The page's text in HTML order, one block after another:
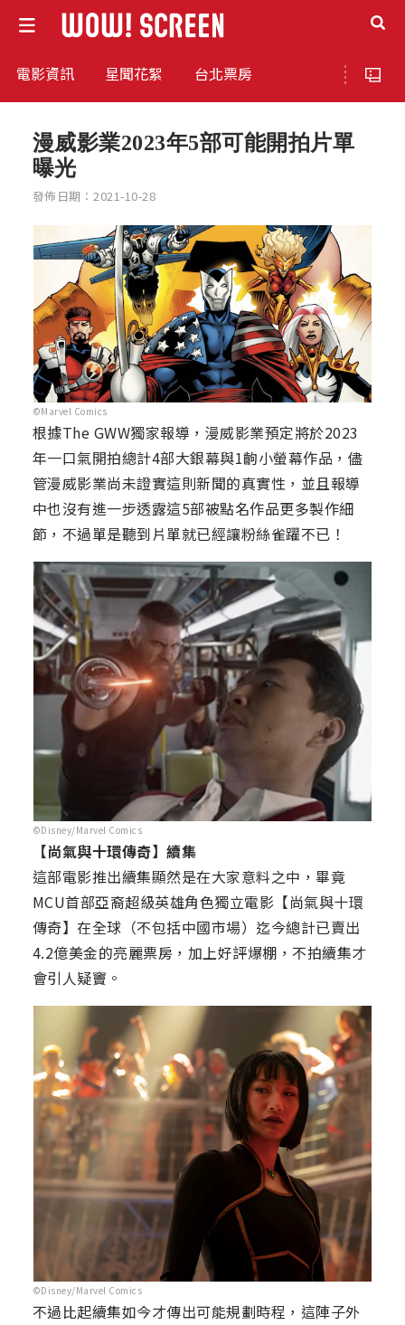
電影資訊 星聞花絮 台北票房
漫威影業2023年5部可能開拍片單
曝光
發佈日期：2021-10-28
©Marvel Comics
根據The GWW獨家報導，漫威影業預定將於2023
年一口氣開拍總計4部大銀幕與1齣小螢幕作品，儘
管漫威影業尚未證實這則新聞的真實性，並且報導
中也沒有進一步透露這5部被點名作品更多製作細
節，不過單是聽到片單就已經讓粉絲雀躍不已！
©Disney/Marvel Comics
【尚氣與十環傳奇】續集
這部電影推出續集顯然是在大家意料之中，畢竟
MCU首部亞裔超級英雄角色獨立電影【尚氣與十環
傳奇】在全球（不包括中國市場）迄今總計已賣出
4.2億美金的亮麗票房，加上好評爆棚，不拍續集才
會引人疑竇。
©Disney/Marvel Comics
不過比起續集如今才傳出可能規劃時程，這陣子外